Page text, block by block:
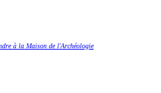
à la Maison de l'Archéologie